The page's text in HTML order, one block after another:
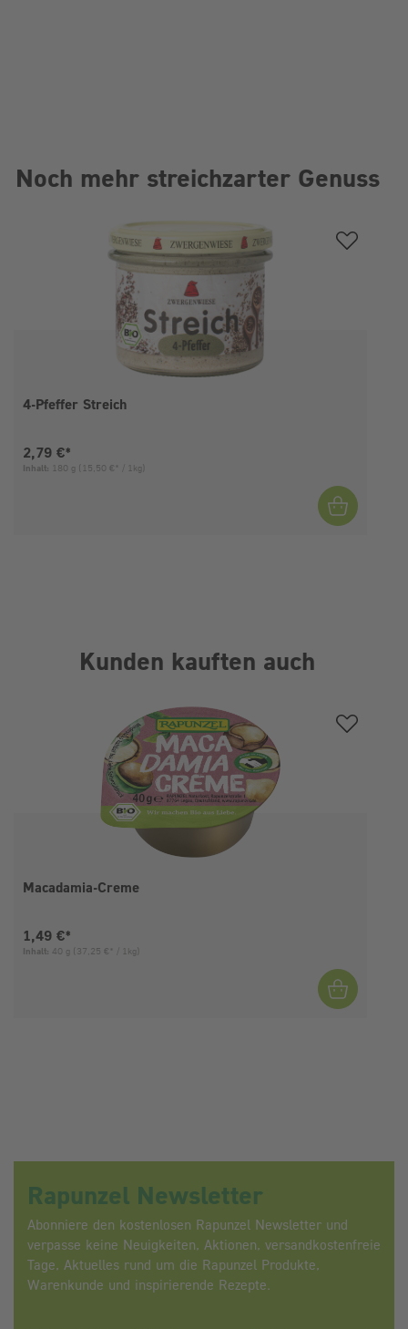
Noch mehr streichzarter Genuss
4-Pfeffer Streich
Aktueller Preis:
2,79 €*
Inhalt: 180 g (15,50 €* / 1kg)
Kunden kauften auch
Macadamia-Creme
Aktueller Preis:
1,49 €*
Inhalt: 40 g (37,25 €* / 1kg)
Rapunzel Newsletter
Abonniere den kostenlosen Rapunzel Newsletter und
verpasse keine Neuigkeiten, Aktionen, versandkostenfreie
Tage, Aktuelles rund um die Rapunzel Produkte,
Warenkunde und inspirierende Rezepte.